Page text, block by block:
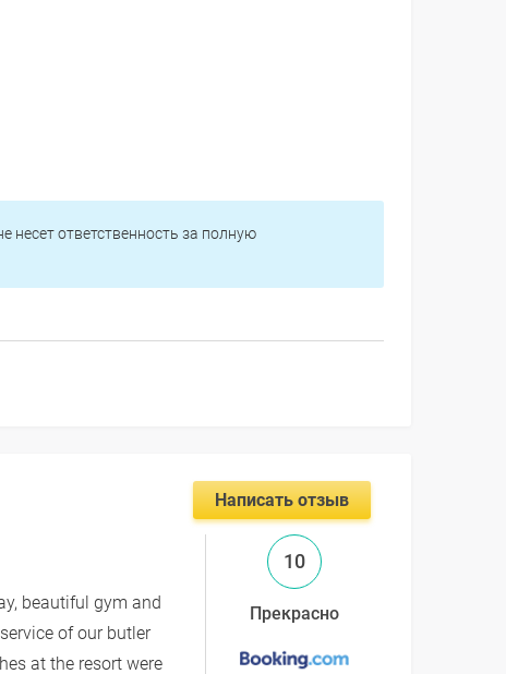
несет ответственность за полную
Написать отзыв
beautiful gym and
of our butler
at the resort were
10
Прекрасно